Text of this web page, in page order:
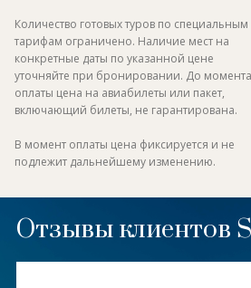
Количество готовых туров по специальным
тарифам ограничено. Наличие мест на
конкретные даты по указанной цене
уточняйте при бронировании. До момента
оплаты цена на авиабилеты или пакет,
включающий билеты, не гарантирована.
В момент оплаты цена фиксируется и не
подлежит дальнейшему изменению.
Отзывы клиентов